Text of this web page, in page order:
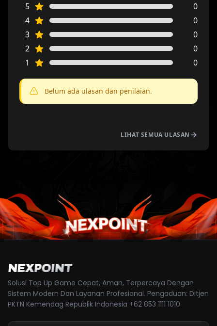
5
0
4
0
3
0
2
0
1
0
Belum ada ulasan dan penilaian.
LIHAT SEMUA ULASAN
NEXPOINT
Solusi Top Up Game Cepat, Aman, Terpercaya Dengan
Sistem Modern Dan Layanan Profesional. Pengaduan: Ditjen
PKTN Kemendag Republik Indonesia +62 853 1111 1010